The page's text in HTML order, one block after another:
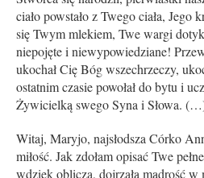
ciało powstało z Twego ciała,
się Twym mlekiem, Twe wargi
niepojęte i niewypowiedziane!
ukochał Cię Bóg wszechrzeczy,
ostatnim czasie powołał do bytu i
Żywicielką swego Syna i Słowa.
Witaj, Maryjo, najsłodsza Córko
miłość. Jak zdołam opisać Twe
wdzięk oblicza, dojrzałą mądrość w